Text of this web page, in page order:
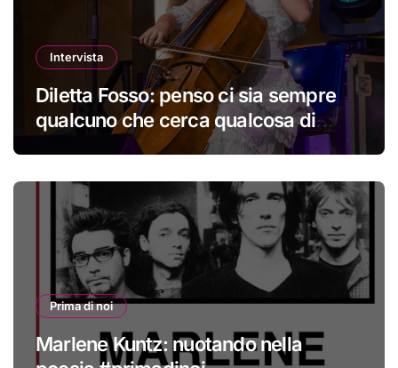
Intervista
Diletta Fosso: penso ci sia sempre
qualcuno che cerca qualcosa di
Prima di noi
Marlene Kuntz: nuotando nella